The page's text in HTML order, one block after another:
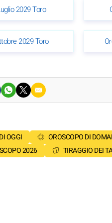
2029 Toro
2029 Toro
OGGI OROSCOPO DI
2026
TIRAGGIO DEI